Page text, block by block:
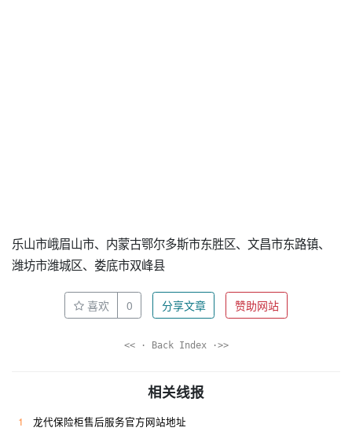
乐山市峨眉山市、内蒙古鄂尔多斯市东胜区、文昌市东路镇、
潍坊市潍城区、娄底市双峰县
喜欢 0 分享文章 赞助网站
<< · Back Index ·>>
相关线报
1
龙代保险柜售后服务官方网站地址